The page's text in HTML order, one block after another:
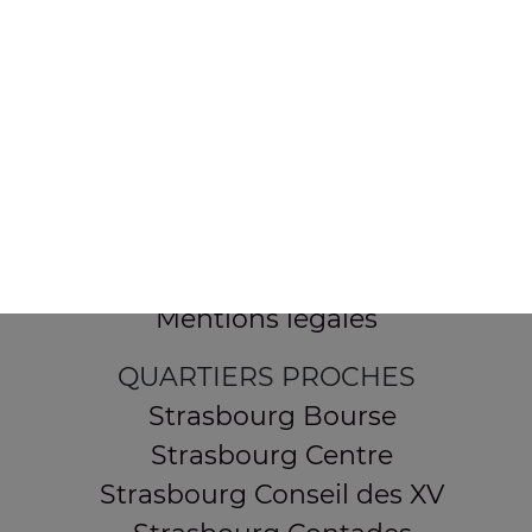
Mentions légales
QUARTIERS PROCHES
Strasbourg Bourse
Strasbourg Centre
Strasbourg Conseil des XV